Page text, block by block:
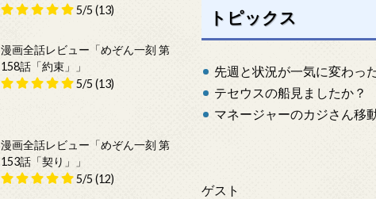
トピックス
先週と状況が一気に変わっ
テセウスの船見ましたか？
マネージャーのカジさん移
ゲスト
5/5 (13)
漫画全話レビュー「めぞん一刻 第
158話「約束」」
5/5 (13)
漫画全話レビュー「めぞん一刻 第
153話「契り」」
5/5 (12)